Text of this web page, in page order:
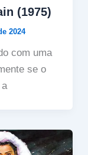
(1975)
2024
com uma
se o